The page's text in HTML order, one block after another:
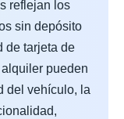
reflejan los
sin depósito
de tarjeta de
pueden
del vehículo, la